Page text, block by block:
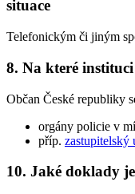
situace
Telefonickým či jiným
8. Na které
Občan České republiky
orgány policie v
příp. zastupitelský
10. Jaké doklady